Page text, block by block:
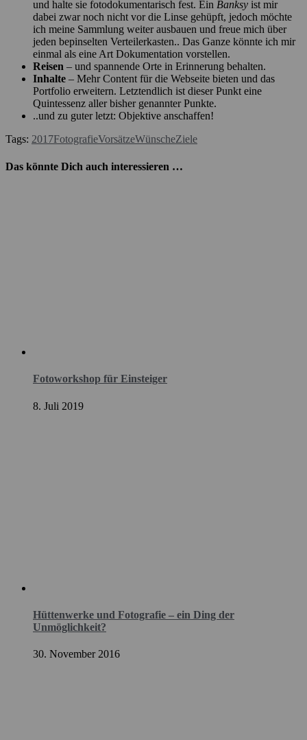
und halte sie fotodokumentarisch fest. Ein Banksy ist mir
dabei zwar noch nicht vor die Linse gehüpft, jedoch möchte
ich meine Sammlung weiter ausbauen und freue mich über
jeden bepinselten Verteilerkasten.. Das Ganze könnte ich mir
einmal als eine Art Dokumentation vorstellen.
Reisen – und spannende Orte in Erinnerung behalten.
Inhalte – Mehr Content für die Webseite bieten und das
Portfolio erweitern. Letztendlich ist dieser Punkt eine
Quintessenz aller bisher genannter Punkte.
..und zu guter letzt: Objektive anschaffen!
Tags: 2017FotografieVorsätzeWünscheZiele
Das könnte Dich auch interessieren …
Fotoworkshop für Einsteiger
8. Juli 2019
Hüttenwerke und Fotografie – ein Ding der
Unmöglichkeit?
30. November 2016